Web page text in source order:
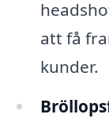
att få
kunder.